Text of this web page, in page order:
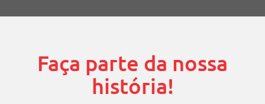
Faça parte da nossa
história!